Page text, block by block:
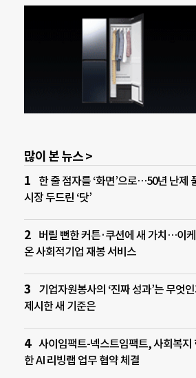
많이 본 뉴스 >
한 줄 점자를 ‘화면’으로…50년 난제
시장 두드린 ‘닷’
버릴 뻔한 커튼·쿠션에 새 가치…이
온 사회적기업 재봉 서비스
기업자원봉사의 ‘진짜 성과’는 무엇
제시한 새 기준은
사이임팩트-넥스트임팩트, 사회복지
한 AI 리빙랩 업무 협약 체결